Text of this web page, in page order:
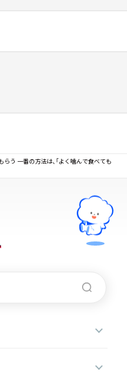
う 一番の方法は、「よく噛んで食べても